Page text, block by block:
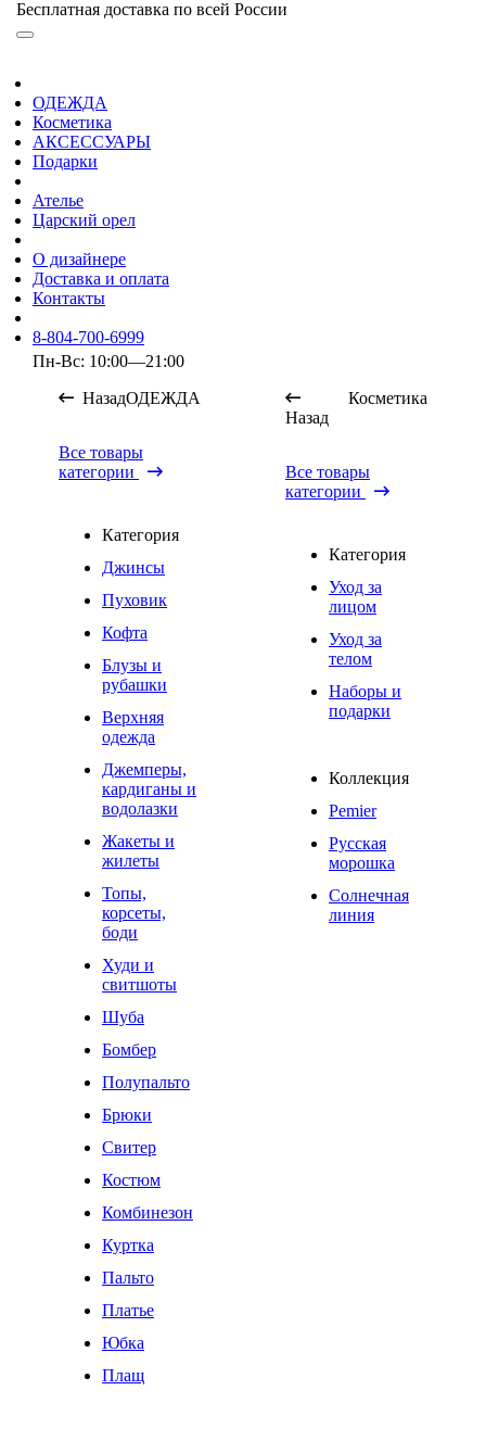
Бесплатная доставка по всей России
ОДЕЖДА
Косметика
АКСЕССУАРЫ
Подарки
Ателье
Царский орел
О дизайнере
Доставка и оплата
Контакты
8-804-700-6999
Пн-Вс: 10:00—21:00
НазадОДЕЖДА
Все товары
категории
Категория
Джинсы
Пуховик
Кофта
Блузы и
рубашки
Верхняя
одежда
Джемперы,
кардиганы и
водолазки
Жакеты и
жилеты
Топы,
корсеты,
боди
Худи и
свитшоты
Шуба
Бомбер
Полупальто
Брюки
Свитер
Костюм
Комбинезон
Куртка
Пальто
Платье
Юбка
Плащ
Назад
Косметика
Все товары
категории
Категория
Уход за
лицом
Уход за
телом
Наборы и
подарки
Коллекция
Pemier
Русская
морошка
Солнечная
линия